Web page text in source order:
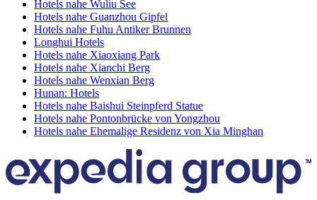
Hotels nahe Wuliu See
Hotels nahe Guanzhou Gipfel
Hotels nahe Fuhu Antiker Brunnen
Longhui Hotels
Hotels nahe Xiaoxiang Park
Hotels nahe Xianchi Berg
Hotels nahe Wenxian Berg
Hunan: Hotels
Hotels nahe Baishui Steinpferd Statue
Hotels nahe Pontonbrücke von Yongzhou
Hotels nahe Ehemalige Residenz von Xia Minghan